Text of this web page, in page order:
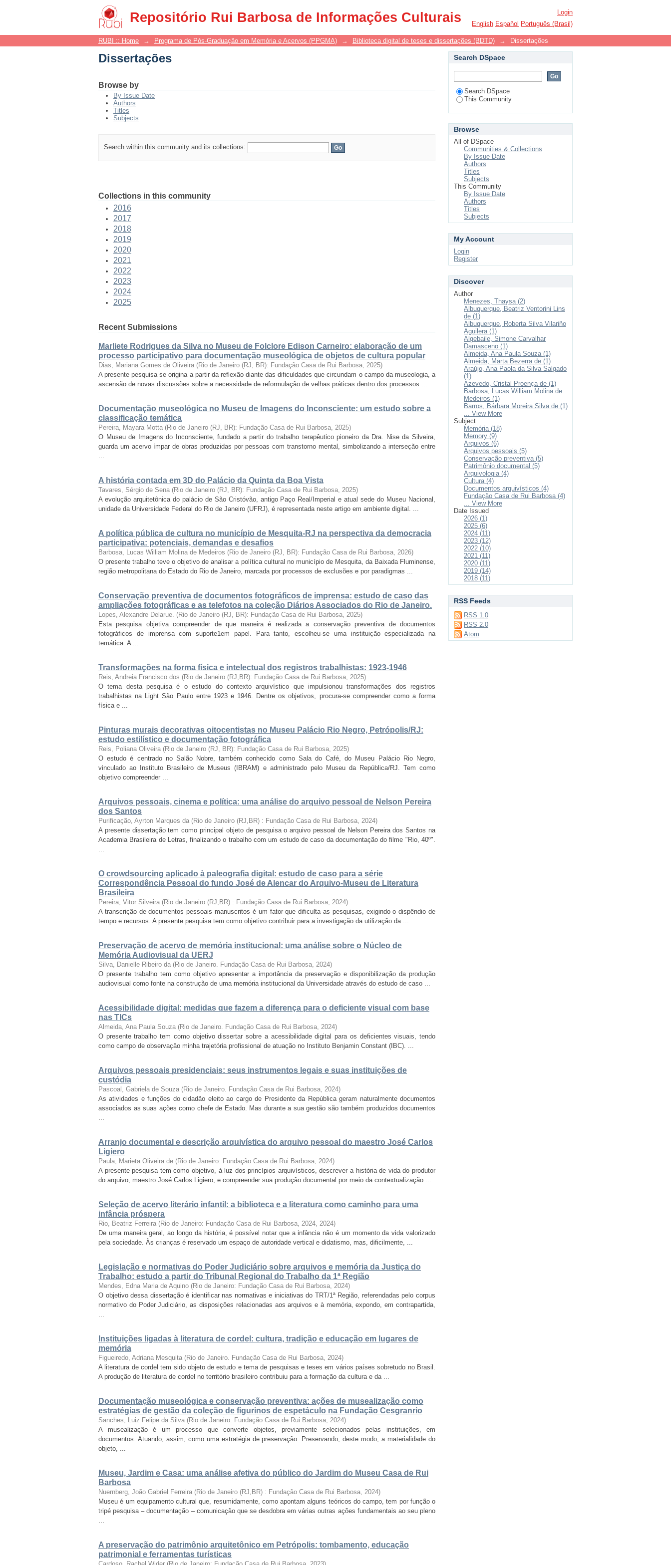
Repositório Rui Barbosa de Informações Culturais
Dissertações
Login
English Español Português (Brasil)
RUBI :: Home → Programa de Pós-Graduação em Memória e Acervos (PPGMA) → Biblioteca digital de teses e dissertações (BDTD) → Dissertações
Dissertações
Browse by
By Issue Date
Authors
Titles
Subjects
Search within this community and its collections:
Collections in this community
2016
2017
2018
2019
2020
2021
2022
2023
2024
2025
Recent Submissions
Marliete Rodrigues da Silva no Museu de Folclore Edison Carneiro: elaboração de um
processo participativo para documentação museológica de objetos de cultura popular
Dias, Mariana Gomes de Oliveira (Rio de Janeiro (RJ, BR): Fundação Casa de Rui Barbosa, 2025)
A presente pesquisa se origina a partir da reflexão diante das dificuldades que circundam o campo da museologia, a
ascensão de novas discussões sobre a necessidade de reformulação de velhas práticas dentro dos processos ...
Documentação museológica no Museu de Imagens do Inconsciente: um estudo sobre a
classificação temática
Pereira, Mayara Motta (Rio de Janeiro (RJ, BR): Fundação Casa de Rui Barbosa, 2025)
O Museu de Imagens do Inconsciente, fundado a partir do trabalho terapêutico pioneiro da Dra. Nise da Silveira,
guarda um acervo ímpar de obras produzidas por pessoas com transtorno mental, simbolizando a interseção entre
...
A história contada em 3D do Palácio da Quinta da Boa Vista
Tavares, Sérgio de Sena (Rio de Janeiro (RJ, BR): Fundação Casa de Rui Barbosa, 2025)
A evolução arquitetônica do palácio de São Cristóvão, antigo Paço Real/Imperial e atual sede do Museu Nacional,
unidade da Universidade Federal do Rio de Janeiro (UFRJ), é representada neste artigo em ambiente digital. ...
A política pública de cultura no município de Mesquita-RJ na perspectiva da democracia
participativa: potenciais, demandas e desafios
Barbosa, Lucas William Molina de Medeiros (Rio de Janeiro (RJ, BR): Fundação Casa de Rui Barbosa, 2026)
O presente trabalho teve o objetivo de analisar a política cultural no município de Mesquita, da Baixada Fluminense,
região metropolitana do Estado do Rio de Janeiro, marcada por processos de exclusões e por paradigmas ...
Conservação preventiva de documentos fotográficos de imprensa: estudo de caso das
ampliações fotográficas e as telefotos na coleção Diários Associados do Rio de Janeiro.
Lopes, Alexandre Delarue. (Rio de Janeiro (RJ, BR): Fundação Casa de Rui Barbosa, 2025)
Esta pesquisa objetiva compreender de que maneira é realizada a conservação preventiva de documentos
fotográficos de imprensa com suporte1em papel. Para tanto, escolheu-se uma instituição especializada na
temática. A ...
Transformações na forma física e intelectual dos registros trabalhistas: 1923-1946
Reis, Andreia Francisco dos (Rio de Janeiro (RJ,BR): Fundação Casa de Rui Barbosa, 2025)
O tema desta pesquisa é o estudo do contexto arquivístico que impulsionou transformações dos registros
trabalhistas na Light São Paulo entre 1923 e 1946. Dentre os objetivos, procura-se compreender como a forma
física e ...
Pinturas murais decorativas oitocentistas no Museu Palácio Rio Negro, Petrópolis/RJ:
estudo estilístico e documentação fotográfica
Reis, Poliana Oliveira (Rio de Janeiro (RJ, BR): Fundação Casa de Rui Barbosa, 2025)
O estudo é centrado no Salão Nobre, também conhecido como Sala do Café, do Museu Palácio Rio Negro,
vinculado ao Instituto Brasileiro de Museus (IBRAM) e administrado pelo Museu da República/RJ. Tem como
objetivo compreender ...
Arquivos pessoais, cinema e política: uma análise do arquivo pessoal de Nelson Pereira
dos Santos
Purificação, Ayrton Marques da (Rio de Janeiro (RJ,BR) : Fundação Casa de Rui Barbosa, 2024)
A presente dissertação tem como principal objeto de pesquisa o arquivo pessoal de Nelson Pereira dos Santos na
Academia Brasileira de Letras, finalizando o trabalho com um estudo de caso da documentação do filme "Rio, 40º".
...
O crowdsourcing aplicado à paleografia digital: estudo de caso para a série
Correspondência Pessoal do fundo José de Alencar do Arquivo-Museu de Literatura
Brasileira
Pereira, Vitor Silveira (Rio de Janeiro (RJ,BR) : Fundação Casa de Rui Barbosa, 2024)
A transcrição de documentos pessoais manuscritos é um fator que dificulta as pesquisas, exigindo o dispêndio de
tempo e recursos. A presente pesquisa tem como objetivo contribuir para a investigação da utilização da ...
Preservação de acervo de memória institucional: uma análise sobre o Núcleo de
Memória Audiovisual da UERJ
Silva, Danielle Ribeiro da (Rio de Janeiro. Fundação Casa de Rui Barbosa, 2024)
O presente trabalho tem como objetivo apresentar a importância da preservação e disponibilização da produção
audiovisual como fonte na construção de uma memória institucional da Universidade através do estudo de caso ...
Acessibilidade digital: medidas que fazem a diferença para o deficiente visual com base
nas TICs
Almeida, Ana Paula Souza (Rio de Janeiro. Fundação Casa de Rui Barbosa, 2024)
O presente trabalho tem como objetivo dissertar sobre a acessibilidade digital para os deficientes visuais, tendo
como campo de observação minha trajetória profissional de atuação no Instituto Benjamin Constant (IBC). ...
Arquivos pessoais presidenciais: seus instrumentos legais e suas instituições de
custódia
Pascoal, Gabriela de Souza (Rio de Janeiro. Fundação Casa de Rui Barbosa, 2024)
As atividades e funções do cidadão eleito ao cargo de Presidente da República geram naturalmente documentos
associados as suas ações como chefe de Estado. Mas durante a sua gestão são também produzidos documentos
...
Arranjo documental e descrição arquivística do arquivo pessoal do maestro José Carlos
Ligiero
Paula, Marieta Oliveira de (Rio de Janeiro: Fundação Casa de Rui Barbosa, 2024)
A presente pesquisa tem como objetivo, à luz dos princípios arquivísticos, descrever a história de vida do produtor
do arquivo, maestro José Carlos Ligiero, e compreender sua produção documental por meio da contextualização ...
Seleção de acervo literário infantil: a biblioteca e a literatura como caminho para uma
infância próspera
Rio, Beatriz Ferreira (Rio de Janeiro: Fundação Casa de Rui Barbosa, 2024, 2024)
De uma maneira geral, ao longo da história, é possível notar que a infância não é um momento da vida valorizado
pela sociedade. Às crianças é reservado um espaço de autoridade vertical e didatismo, mas, dificilmente, ...
Legislação e normativas do Poder Judiciário sobre arquivos e memória da Justiça do
Trabalho: estudo a partir do Tribunal Regional do Trabalho da 1ª Região
Mendes, Edna Maria de Aquino (Rio de Janeiro: Fundação Casa de Rui Barbosa, 2024)
O objetivo dessa dissertação é identificar nas normativas e iniciativas do TRT/1ª Região, referendadas pelo corpus
normativo do Poder Judiciário, as disposições relacionadas aos arquivos e à memória, expondo, em contrapartida,
...
Instituições ligadas à literatura de cordel: cultura, tradição e educação em lugares de
memória
Figueiredo, Adriana Mesquita (Rio de Janeiro. Fundação Casa de Rui Barbosa, 2024)
A literatura de cordel tem sido objeto de estudo e tema de pesquisas e teses em vários países sobretudo no Brasil.
A produção de literatura de cordel no território brasileiro contribuiu para a formação da cultura e da ...
Documentação museológica e conservação preventiva: ações de musealização como
estratégias de gestão da coleção de figurinos de espetáculo na Fundação Cesgranrio
Sanches, Luiz Felipe da Silva (Rio de Janeiro. Fundação Casa de Rui Barbosa, 2024)
A musealização é um processo que converte objetos, previamente selecionados pelas instituições, em
documentos. Atuando, assim, como uma estratégia de preservação. Preservando, deste modo, a materialidade do
objeto, ...
Museu, Jardim e Casa: uma análise afetiva do público do Jardim do Museu Casa de Rui
Barbosa
Nuernberg, João Gabriel Ferreira (Rio de Janeiro (RJ,BR) : Fundação Casa de Rui Barbosa, 2024)
Museu é um equipamento cultural que, resumidamente, como apontam alguns teóricos do campo, tem por função o
tripé pesquisa – documentação – comunicação que se desdobra em várias outras ações fundamentais ao seu pleno
...
A preservação do patrimônio arquitetônico em Petrópolis: tombamento, educação
patrimonial e ferramentas turísticas
Search DSpace
Search DSpace
This Community
Browse
All of DSpace
Communities & Collections
By Issue Date
Authors
Titles
Subjects
This Community
By Issue Date
Authors
Titles
Subjects
My Account
Login
Register
Discover
Author
Menezes, Thaysa (2)
Albuquerque, Beatriz Ventorini Lins
de (1)
Albuquerque, Roberta Silva Vilariño
Aguilera (1)
Algebaile, Simone Carvalhar
Damasceno (1)
Almeida, Ana Paula Souza (1)
Almeida, Marta Bezerra de (1)
Araújo, Ana Paola da Silva Salgado
(1)
Azevedo, Cristal Proença de (1)
Barbosa, Lucas William Molina de
Medeiros (1)
Barros, Bárbara Moreira Silva de (1)
... View More
Subject
Memória (18)
Memory (9)
Arquivos (6)
Arquivos pessoais (5)
Conservação preventiva (5)
Patrimônio documental (5)
Arquivologia (4)
Cultura (4)
Documentos arquivísticos (4)
Fundação Casa de Rui Barbosa (4)
... View More
Date Issued
2026 (1)
2025 (6)
2024 (11)
2023 (12)
2022 (10)
2021 (11)
2020 (11)
2019 (14)
2018 (11)
RSS Feeds
RSS 1.0
RSS 2.0
Atom